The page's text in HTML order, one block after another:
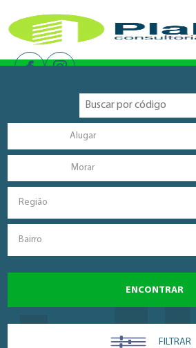
Alugar
Morar
Região
Bairro
ENCONTRAR
FILTRAR